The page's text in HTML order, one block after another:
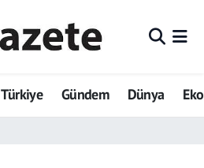
Türkiye Gündem Dünya